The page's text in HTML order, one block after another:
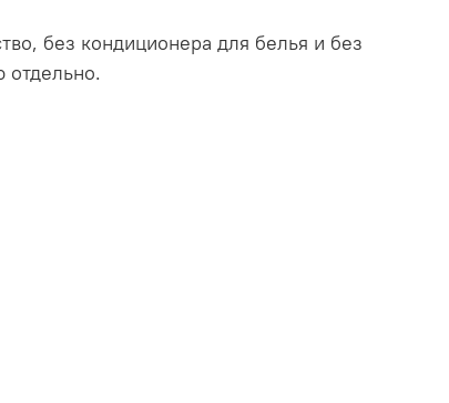
без кондиционера для белья и без